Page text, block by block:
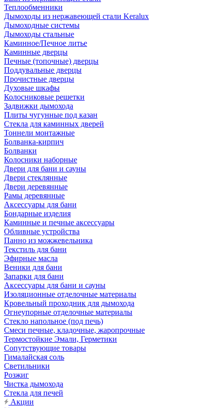
Теплообменники
Дымоходы из нержавеющей стали Keralux
Дымоходные системы
Дымоходы стальные
Каминное/Печное литье
Каминные дверцы
Печные (топочные) дверцы
Поддувальные дверцы
Прочистные дверцы
Духовые шкафы
Колосниковые решетки
Задвижки дымохода
Плиты чугунные под казан
Стекла для каминных дверей
Тоннели монтажные
Болванка-кирпич
Болванки
Колосники наборные
Двери для бани и сауны
Двери стеклянные
Двери деревянные
Рамы деревянные
Аксессуары для бани
Бондарные изделия
Каминные и печные аксессуары
Обливные устройства
Панно из можжевельника
Текстиль для бани
Эфирные масла
Веники для бани
Запарки для бани
Аксессуары для бани и сауны
Изоляционные отделочные материалы
Кровельный проходник для дымохода
Огнеупорные отделочные материалы
Стекло напольное (под печь)
Смеси печные, кладочные, жаропрочные
Термостойкие Эмали, Герметики
Сопутствующие товары
Гималайская соль
Светильники
Розжиг
Чистка дымохода
Стекла для печей
Акции